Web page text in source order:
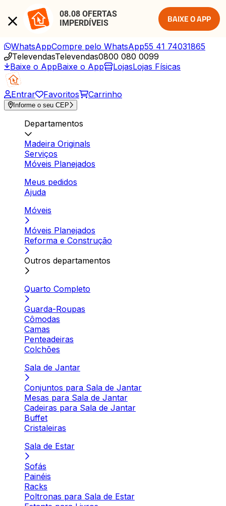
08.08 OFERTAS
IMPERDÍVEIS
BAIXE O APP
WhatsAppCompre pelo WhatsApp55 41 74031865
TelevendasTelevendas0800 080 0099
Baixe o AppBaixe o App LojasLojas Físicas
Entrar Favoritos Carrinho
Informe o seu CEP
Departamentos
Madeira Originals
Serviços
Móveis Planejados
Meus pedidos
Ajuda
Móveis
Móveis Planejados
Reforma e Construção
Outros departamentos
Quarto Completo
Guarda-Roupas
Cômodas
Camas
Penteadeiras
Colchões
Sala de Jantar
Conjuntos para Sala de Jantar
Mesas para Sala de Jantar
Cadeiras para Sala de Jantar
Buffet
Cristaleiras
Sala de Estar
Sofás
Painéis
Racks
Poltronas para Sala de Estar